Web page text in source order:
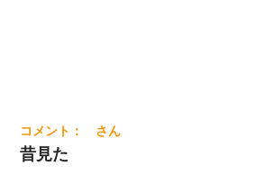
昔見た